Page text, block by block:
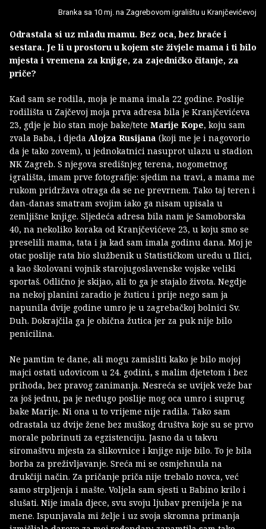
Branka sa 10 mj. na Zagrebovom igralištu u Kranjčevićevoj
Odrastala si uz mladu mamu. Bez oca, bez braće i
sestara. Je li u prostoru u kojem ste živjele mama i ti bilo
mjesta i vremena za knjige, za zajedničko čitanje, za
priče?
Kad sam se rodila, moja je mama imala 22 godine. Poslije
rodilišta u Zajčevoj moja prva adresa bila je Kranjčevićeva
23, gdje je bio stan moje bake/tete Marije Kope, koju sam
zvala Baba, i djeda Alojza Rusijana (koji me je i nagovorio
da je tako zovem), u jednokatnici nasuprot ulazu u stadion
NK Zagreb. S njegova središnjeg terena, nogometnog
igrališta, imam prve fotografije: sjedim na travi, a mama me
rukom pridržava otraga da se ne prevrnem. Tako taj teren i
dan-danas smatram svojim iako ga nisam upisala u
zemljišne knjige. Sljedeća adresa bila nam je Samoborska
40, na nekoliko koraka od Kranjčevićeve 23, u koju smo se
preselili mama, tata i ja kad sam imala godinu dana. Moj je
otac poslije rata bio službenik u Statističkom uredu u Ilici,
a kao školovani vojnik starojugoslavenske vojske veliki
sportaš. Odlično je skijao, ali to ga je stajalo života. Negdje
na nekoj planini zaradio je žuticu i prije nego sam ja
napunila dvije godine umro je u zagrebačkoj bolnici Sv.
Duh. Dokrajčila ga je obična žutica jer za puk nije bilo
penicilina.
Ne pamtim te dane, ali mogu zamisliti kako je bilo mojoj
majci ostati udovicom u 24. godini, s malim djetetom i bez
prihoda, bez pravog zanimanja. Nesreća se uvijek veže bar
za još jednu, pa je nedugo poslije mog oca umro i suprug
bake Marije. Ni ona u to vrijeme nije radila. Tako sam
odrastala uz dvije žene bez muškog društva koje su se prvo
morale pobrinuti za egzistenciju. Jasno da u takvu
siromaštvu mjesta za slikovnice i knjige nije bilo. To je bila
borba za preživljavanje. Sreća mi se osmjehnula na
drukčiji način. Za pričanje priča nije trebalo novca, već
samo strpljenja i mašte. Voljela sam sjesti u Babino krilo i
slušati. Nije imala djece, svu svoju ljubav prenijela je na
mene. Ispunjavala mi želje i uz svoja skromna primanja